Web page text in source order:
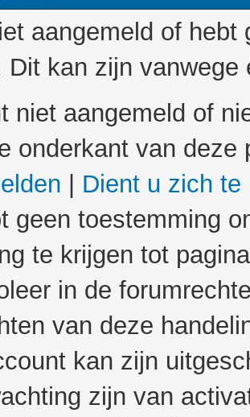
aangemeld of
Dit kan zijn
niet aangemeld of
onderkant van
Dient u zich te
geen toestemming
te krijgen tot
in de
van deze
kan zijn
zijn van